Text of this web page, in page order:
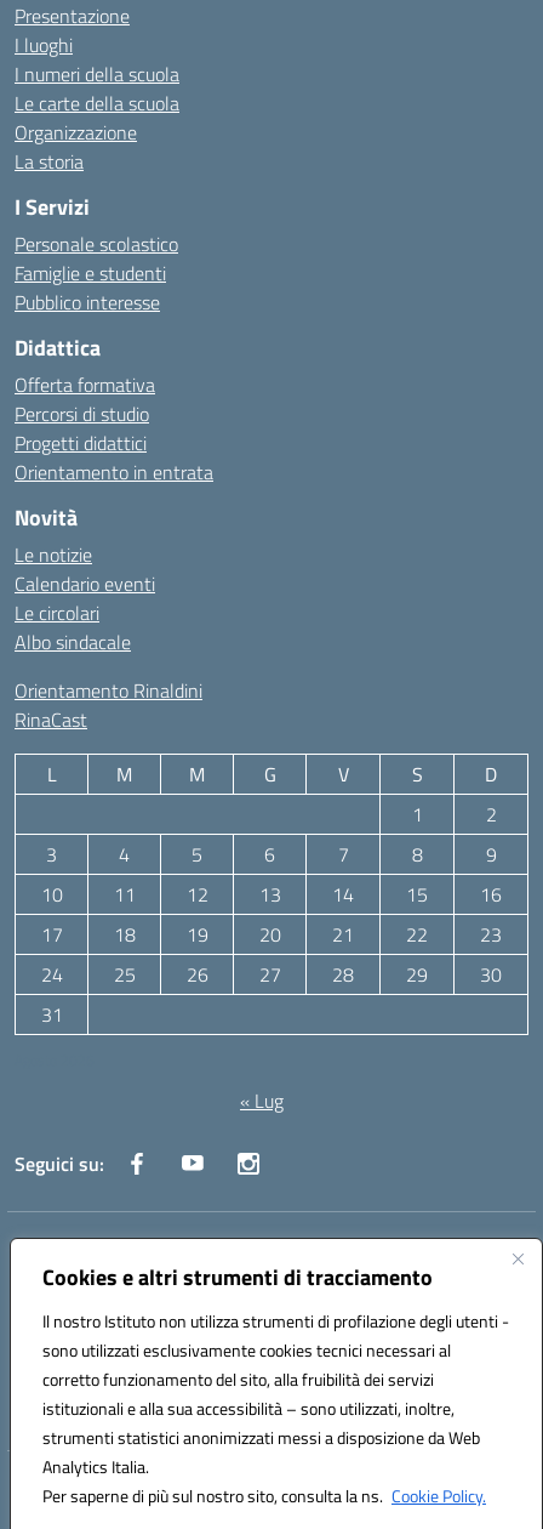
Cookies e altri strumenti di tracciamento
Il nostro Istituto non utilizza strumenti di profilazione degli utenti -
sono utilizzati esclusivamente cookies tecnici necessari al
corretto funzionamento del sito, alla fruibilità dei servizi
istituzionali e alla sua accessibilità – sono utilizzati, inoltre,
strumenti statistici anonimizzati messi a disposizione da Web
Analytics Italia.
Per saperne di più sul nostro sito, consulta la ns. Cookie Policy.
Presentazione
I luoghi
I numeri della scuola
Le carte della scuola
Organizzazione
La storia
I Servizi
Personale scolastico
Famiglie e studenti
Pubblico interesse
Didattica
Offerta formativa
Percorsi di studio
Progetti didattici
Orientamento in entrata
Novità
Le notizie
Calendario eventi
Le circolari
Albo sindacale
Orientamento Rinaldini
RinaCast
L M M G V S
D
1
2
3
4 5 6 7 8
9
10
11 12 13 14 15
16
17
18 19 20 21 22
23
24
25 26 27 28 29
30
31
« Lug
Seguici su:
Indirizzo:Via Canale 1, Ancona
Centralino:071 204723 Email:anpc010006@istruzione.it
Codice fiscale: 93020970427
Codice meccanografico:
ANPC010006
Codice unico di fatturazione (CUF): UFBE6V
Hosting & Powered by 3D Solution S.r.l.
Concept & Design by Designers Italia